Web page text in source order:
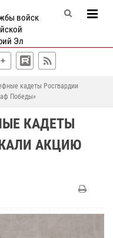
войск
Эл
кадеты Росгвардии
Победы»
КАДЕТЫ
АКЦИЮ